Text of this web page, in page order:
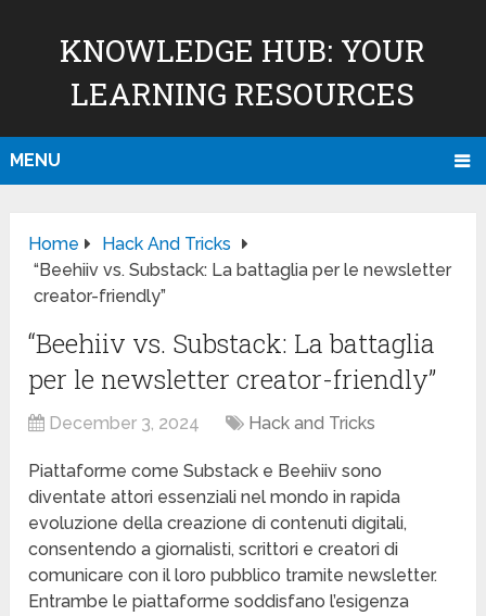
KNOWLEDGE HUB: YOUR
LEARNING RESOURCES
MENU
Home
Hack And Tricks
“Beehiiv vs. Substack: La battaglia per le newsletter
creator-friendly”
“Beehiiv vs. Substack: La battaglia
per le newsletter creator-friendly”
December 3, 2024 Hack and Tricks
Piattaforme come Substack e Beehiiv sono
diventate attori essenziali nel mondo in rapida
evoluzione della creazione di contenuti digitali,
consentendo a giornalisti, scrittori e creatori di
comunicare con il loro pubblico tramite newsletter.
Entrambe le piattaforme soddisfano l’esigenza